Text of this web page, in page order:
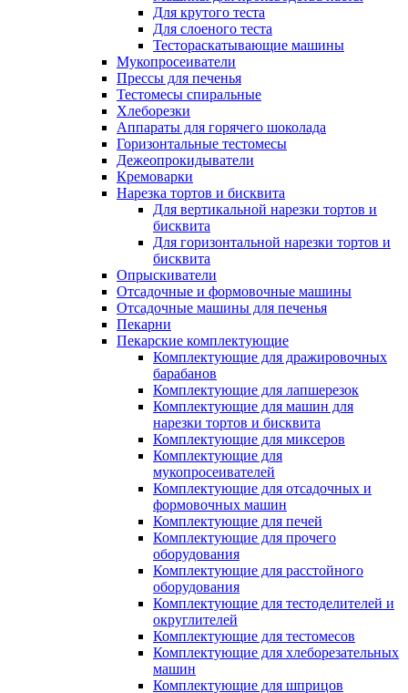
Для крутого теста
Для слоеного теста
Тестораскатывающие машины
Мукопросеиватели
Прессы для печенья
Тестомесы спиральные
Хлеборезки
Аппараты для горячего шоколада
Горизонтальные тестомесы
Дежеопрокидыватели
Кремоварки
Нарезка тортов и бисквита
Для вертикальной нарезки тортов и
бисквита
Для горизонтальной нарезки тортов и
бисквита
Опрыскиватели
Отсадочные и формовочные машины
Отсадочные машины для печенья
Пекарни
Пекарские комплектующие
Комплектующие для дражировочных
барабанов
Комплектующие для лапшерезок
Комплектующие для машин для
нарезки тортов и бисквита
Комплектующие для миксеров
Комплектующие для
мукопросеивателей
Комплектующие для отсадочных и
формовочных машин
Комплектующие для печей
Комплектующие для прочего
оборудования
Комплектующие для расстойного
оборудования
Комплектующие для тестоделителей и
округлителей
Комплектующие для тестомесов
Комплектующие для хлеборезательных
машин
Комплектующие для шприцов